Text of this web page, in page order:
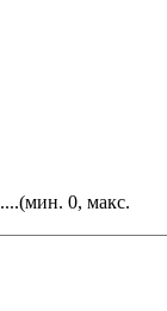
0, макс.